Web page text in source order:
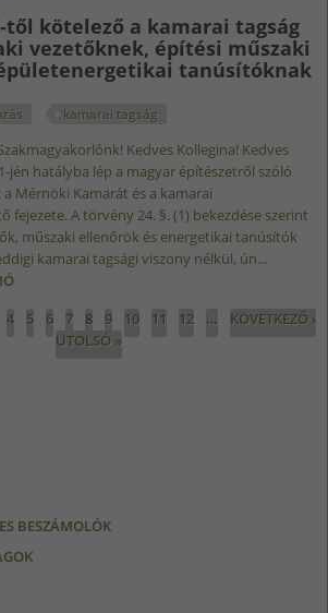
től kötelező a kamarai tagság
vezetőknek, építési műszaki
tanúsítóknak
kamarai tagság
Kedves Kollegina! Kedves
jén hatályba lép a magyar építészetről szóló
Mérnöki Kamarát és a kamarai
fejezete. A törvény 24. §. (1) bekezdése szerint
műszaki ellenőrök és energetikai tanúsítók
kamarai tagsági viszony nélkül, ún...
ÉPÍTÉSI MŰSZAKI ELLENŐRÖKNEK,
ÉPÜLETENERGETIKAI TANÚSÍTÓKNAK
4 5 6 7 8 9 10 11 12 …
KÖVETKEZŐ ›
UTOLSÓ »
BESZÁMOLÓK